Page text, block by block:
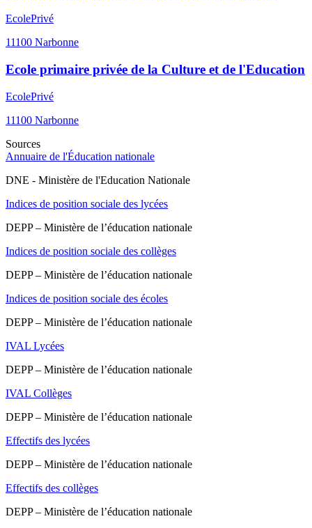
EcolePrivé
11100 Narbonne
Ecole primaire privée de la Culture et de l'Education
EcolePrivé
11100 Narbonne
Sources
Annuaire de l'Éducation nationale
DNE - Ministère de l'Education Nationale
Indices de position sociale des lycées
DEPP – Ministère de l’éducation nationale
Indices de position sociale des collèges
DEPP – Ministère de l’éducation nationale
Indices de position sociale des écoles
DEPP – Ministère de l’éducation nationale
IVAL Lycées
DEPP – Ministère de l’éducation nationale
IVAL Collèges
DEPP – Ministère de l’éducation nationale
Effectifs des lycées
DEPP – Ministère de l’éducation nationale
Effectifs des collèges
DEPP – Ministère de l’éducation nationale